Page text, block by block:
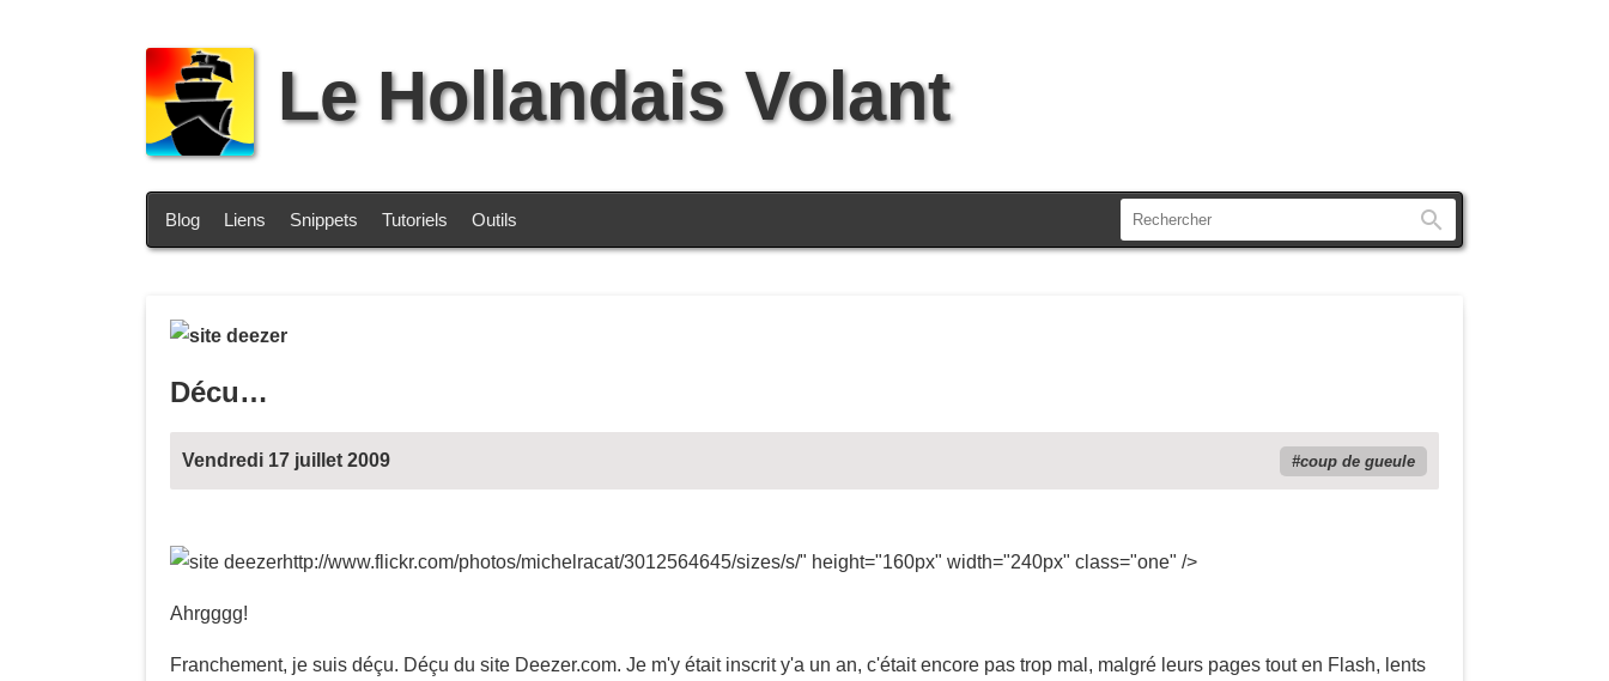
Le Hollandais Volant
Blog Liens Snippets Tutoriels Outils
Décu…
Vendredi 17 juillet 2009 coup de gueule
http://www.flickr.com/photos/michelracat/3012564645/sizes/s/" height="160px" width="240px" class="one" />
Ahrgggg!
Franchement, je suis déçu. Déçu du site Deezer.com. Je m'y était inscrit y'a un an, c'était encore pas trop mal, malgré leurs pages tout en Flash, lents